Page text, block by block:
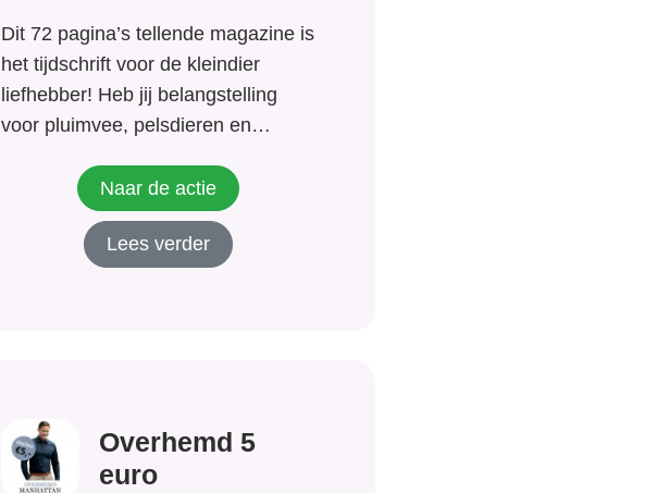
Dit 72 pagina’s tellende magazine is
het tijdschrift voor de kleindier
liefhebber! Heb jij belangstelling
voor pluimvee, pelsdieren en
absoluut de moeite waard. Vraag nu
je gratis proefnummer aan!
Naar de actie
Lees verder
Overhemd 5
euro